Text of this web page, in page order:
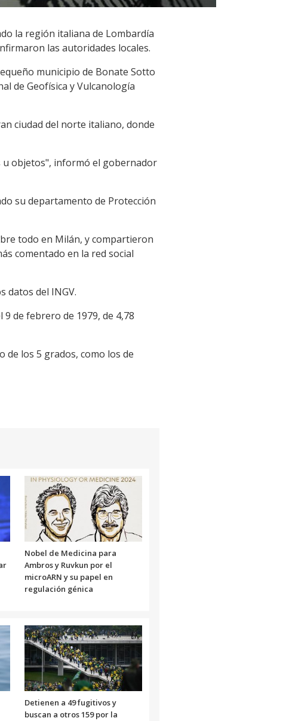
la región italiana de Lombardía
las autoridades locales.
municipio de Bonate Sotto
de Geofísica y Vulcanología
ciudad del norte italiano, donde
u objetos", informó el gobernador
su departamento de Protección
todo en Milán, y compartieron
comentado en la red social
datos del INGV.
de febrero de 1979, de 4,78
los 5 grados, como los de
Nobel de Medicina para
Ambros y Ruvkun por el
microARN y su papel en
regulación génica
Detienen a 49 fugitivos y
buscan a otros 159 por la